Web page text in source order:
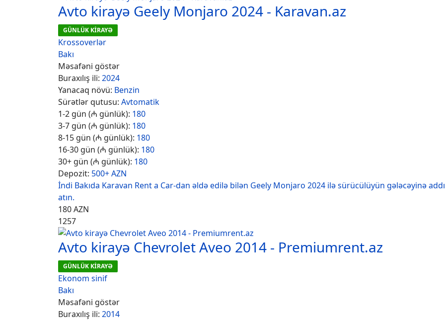
Avto kirayə Geely Monjaro 2024 - Karavan.az
GÜNLÜK KİRAYƏ
Krossoverlər
Bakı
Məsafəni göstər
Buraxılış ili: 2024
Yanacaq növü: Benzin
Sürətlər qutusu: Avtomatik
1-2 gün (₼ günlük): 180
3-7 gün (₼ günlük): 180
8-15 gün (₼ günlük): 180
16-30 gün (₼ günlük): 180
30+ gün (₼ günlük): 180
Depozit: 500+ AZN
İndi Bakıda Karavan Rent a Car-dan əldə edilə bilən Geely Monjaro 2024 ilə sürücülüyün gələcəyinə
atın.
180AZN
1257
Avto kirayə Chevrolet Aveo 2014 - Premiumrent.az
GÜNLÜK KİRAYƏ
Ekonom sinif
Bakı
Məsafəni göstər
Buraxılış ili: 2014